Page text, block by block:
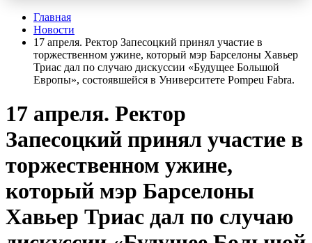
Главная
Новости
17 апреля. Ректор Запесоцкий принял участие в
торжественном ужине, который мэр Барселоны Хавьер
Триас дал по случаю дискуссии «Будущее Большой
Европы», состоявшейся в Университете Pompeu Fabra.
17 апреля. Ректор
Запесоцкий принял участие в
торжественном ужине,
который мэр Барселоны
Хавьер Триас дал по случаю